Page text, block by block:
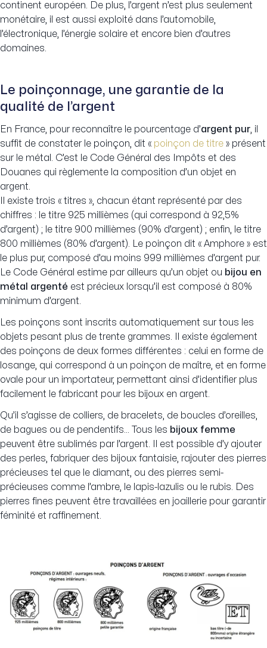
continent européen. De plus, l’argent n’est plus seulement
monétaire, il est aussi exploité dans l’automobile,
l’électronique, l’énergie solaire et encore bien d’autres
domaines.
Le poinçonnage, une garantie de la
qualité de l’argent
En France, pour reconnaître le pourcentage d’argent pur , il
suffit de constater le poinçon, dit « poinçon de titre » présent
sur le métal. C’est le Code Général des Impôts et des
Douanes qui règlemente la composition d’un objet en
argent.
Il existe trois « titres », chacun étant représenté par des
chiffres : le titre 925 millièmes (qui correspond à 92,5%
d’argent) ; le titre 900 millièmes (90% d’argent) ; enfin, le titre
800 millièmes (80% d’argent). Le poinçon dit « Amphore » est
le plus pur, composé d’au moins 999 millièmes d’argent pur.
Le Code Général estime par ailleurs qu’un objet ou bijou en
métal argenté est précieux lorsqu’il est composé à 80%
minimum d’argent.
Les poinçons sont inscrits automatiquement sur tous les
objets pesant plus de trente grammes. Il existe également
des poinçons de deux formes différentes : celui en forme de
losange, qui correspond à un poinçon de maître, et en forme
ovale pour un importateur, permettant ainsi d’identifier plus
facilement le fabricant pour les bijoux en argent.
Qu’il s’agisse de colliers, de bracelets, de boucles d’oreilles,
de bagues ou de pendentifs… Tous les bijoux femme
peuvent être sublimés par l’argent. Il est possible d’y ajouter
des perles, fabriquer des bijoux fantaisie, rajouter des pierres
précieuses tel que le diamant, ou des pierres semi-
précieuses comme l’ambre, le lapis-lazulis ou le rubis. Des
pierres fines peuvent être travaillées en joaillerie pour garantir
féminité et raffinement.